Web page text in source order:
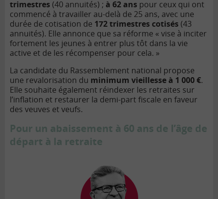
trimestres (40 annuités) ; à 62 ans pour ceux qui ont
commencé à travailler au-delà de 25 ans, avec une
durée de cotisation de 172 trimestres cotisés (43
annuités). Elle annonce que sa réforme « vise à inciter
fortement les jeunes à entrer plus tôt dans la vie
active et de les récompenser pour cela. »
La candidate du Rassemblement national propose
une revalorisation du minimum vieillesse à 1 000 €.
Elle souhaite également réindexer les retraites sur
l’inflation et restaurer la demi-part fiscale en faveur
des veuves et veufs.
Pour un abaissement à 60 ans de l’âge de
départ à la retraite